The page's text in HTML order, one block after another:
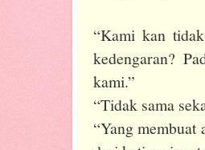
“Kami kan
kedengaran?
kami.”
“Tidak sama
“Yang